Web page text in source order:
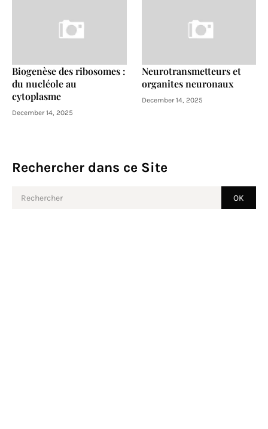
Biogenèse des ribosomes :
du nucléole au
cytoplasme
December 14, 2025
Neurotransmetteurs et
organites neuronaux
December 14, 2025
Rechercher dans ce Site